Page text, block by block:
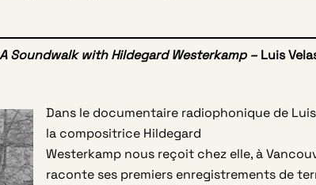
Soundwalk with Hildegard Westerkamp – Luis
Dans le documentaire radiophonique de
la compositrice Hildegard
Westerkamp nous reçoit chez elle, à
raconte ses premiers enregistrements de